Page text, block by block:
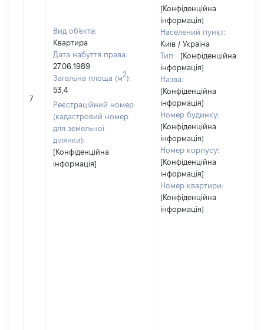
7
Вид об'єкта:
Квартира
Дата набуття права:
27.06.1989
Загальна площа (м2):
53,4
Реєстраційний номер
(кадастровий номер
для земельної
ділянки):
[Конфіденційна
інформація]
[Конфіденційна
інформація]
Населений пункт:
Київ / Україна
Тип:
[Конфіденційна
інформація]
Назва:
[Конфіденційна
інформація]
Номер будинку:
[Конфіденційна
інформація]
Номер корпусу:
[Конфіденційна
інформація]
Номер квартири:
[Конфіденційна
інформація]